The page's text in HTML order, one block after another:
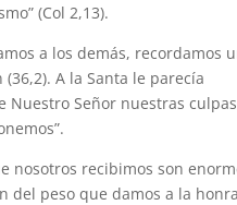
(Col 2,13).
a los demás, recordamos
A la Santa le parecía
Nuestro Señor nuestras
nosotros recibimos son
del peso que damos a la